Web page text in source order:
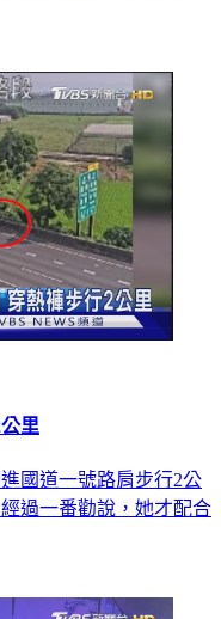
里
國道一號路肩步行2公
過一番勸說，她才配合